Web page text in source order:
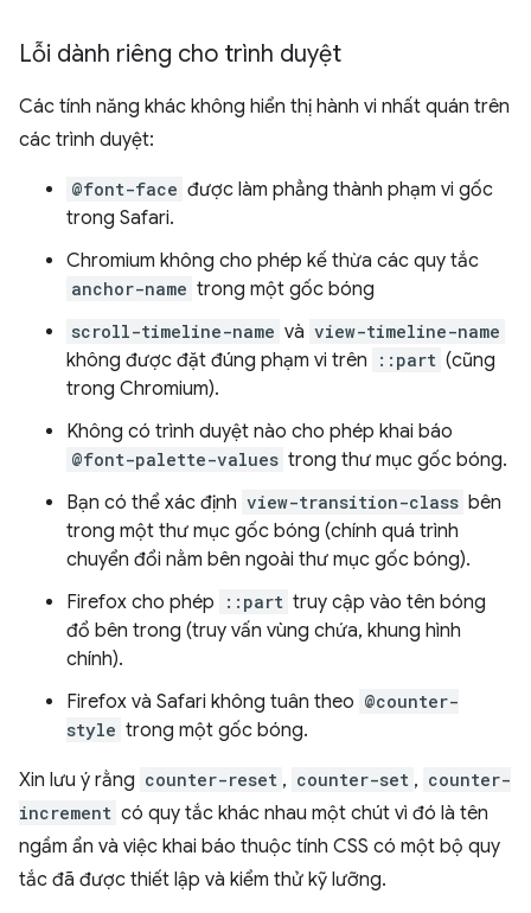
Lỗi dành riêng cho trình duyệt
Các tính năng khác không hiển thị hành vi nhất quán trên
các trình duyệt:
@font-face được làm phẳng thành phạm vi gốc
trong Safari.
Chromium không cho phép kế thừa các quy tắc
anchor-name trong một gốc bóng
scroll-timeline-name và view-timeline-name
không được đặt đúng phạm vi trên ::part (cũng
trong Chromium).
Không có trình duyệt nào cho phép khai báo
@font-palette-values trong thư mục gốc bóng.
Bạn có thể xác định view-transition-class bên
trong một thư mục gốc bóng (chính quá trình
chuyển đổi nằm bên ngoài thư mục gốc bóng).
Firefox cho phép
::part truy cập vào tên bóng
đổ bên trong (truy vấn vùng chứa, khung hình
chính).
Firefox và Safari không tuân theo @counter-
style trong một gốc bóng.
Xin lưu ý rằng counter-reset , counter-set , counter-
increment có quy tắc khác nhau một chút vì đó là tên
ngầm ẩn và việc khai báo thuộc tính CSS có một bộ quy
tắc đã được thiết lập và kiểm thử kỹ lưỡng.